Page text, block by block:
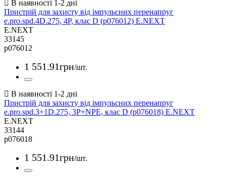
Пристрій для захисту від імпульсних перенапруг
e.pro.spd.4D.275, 4P, клас D (p076012) E.NEXT
E.NEXT
33145
p076012
1 551.91грн/шт.
Пристрій для захисту від імпульсних перенапруг
e.pro.spd.3+1D.275, 3P+NPE, клас D (p076018) E.NEXT
E.NEXT
33144
p076018
1 551.91грн/шт.